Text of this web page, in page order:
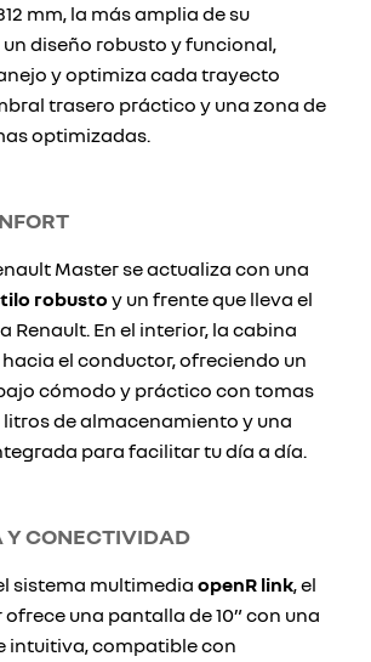
mm, la más amplia de su
diseño robusto y funcional,
y optimiza cada trayecto
trasero práctico y una zona de
optimizadas.
Master se actualiza con una
robusto y un frente que lleva el
Renault. En el interior, la cabina
el conductor, ofreciendo un
cómodo y práctico con tomas
litros de almacenamiento y una
para facilitar tu día a día.
Y CONECTIVIDAD
sistema multimedia openR link, el
una pantalla de 10” con una
intuitiva, compatible con